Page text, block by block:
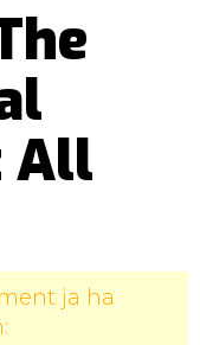
All
ja ha